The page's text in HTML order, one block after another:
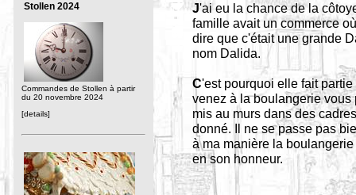
Stollen 2024
Commandes de Stollen à partir
du 20 novembre 2024
[details]
J'ai eu la chance de la
famille avait un commerce
dire que c'était une grande
nom Dalida.
C'est pourquoi elle fait
venez à la boulangerie vous
mis au murs dans des
donné. Il ne se passe pas
à ma manière la
en son honneur.